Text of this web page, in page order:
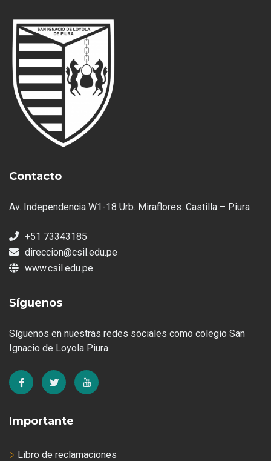
Contacto
Av. Independencia W1-18 Urb. Miraflores. Castilla – Piura
+51 73343185
direccion@csil.edu.pe
www.csil.edu.pe
Síguenos
Síguenos en nuestras redes sociales como colegio San
Ignacio de Loyola Piura.
Importante
Libro de reclamaciones